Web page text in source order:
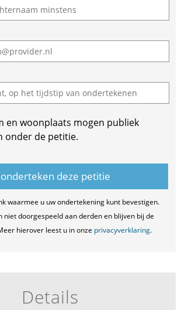
en woonplaats mogen publiek
onder de petitie.
waarmee u uw ondertekening kunt bevestigen.
niet doorgespeeld aan derden en blijven bij de
hierover leest u in onze privacyverklaring.
Details